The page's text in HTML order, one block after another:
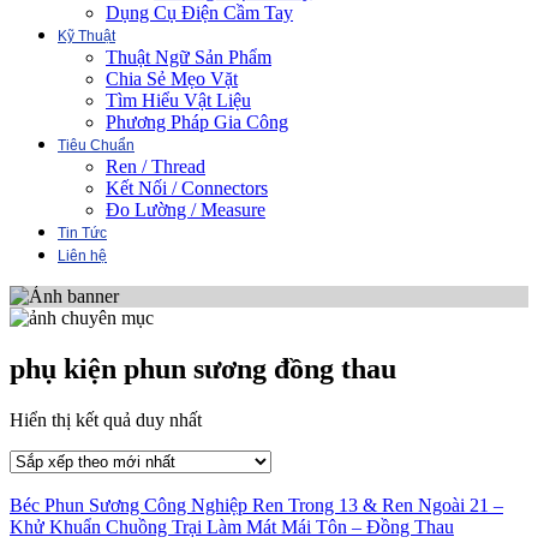
Dụng Cụ Điện Cầm Tay
Kỹ Thuật
Thuật Ngữ Sản Phẩm
Chia Sẻ Mẹo Vặt
Tìm Hiểu Vật Liệu
Phương Pháp Gia Công
Tiêu Chuẩn
Ren / Thread
Kết Nối / Connectors
Đo Lường / Measure
Tin Tức
Liên hệ
phụ kiện phun sương đồng thau
Hiển thị kết quả duy nhất
Béc Phun Sương Công Nghiệp Ren Trong 13 & Ren Ngoài 21 –
Khử Khuẩn Chuồng Trại Làm Mát Mái Tôn – Đồng Thau